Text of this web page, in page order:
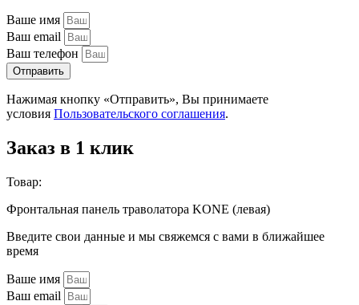
Ваше имя
Ваш email
Ваш телефон
Отправить
Нажимая кнопку «Отправить», Вы принимаете
условия Пользовательского соглашения.
Заказ в 1 клик
Товар:
Фронтальная панель траволатора KONE (левая)
Введите свои данные и мы свяжемся с вами в ближайшее
время
Ваше имя
Ваш email